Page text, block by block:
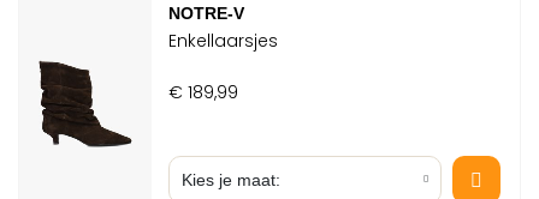
COOKIES
dienst te zijn, gebruiken we cookies
op onze website. Functionele en
analytische cookies zorgen ervoor
dat de website goed werkt en
NOTRE-V
Enkellaarsjes
€ 189,99
Kies je maat: